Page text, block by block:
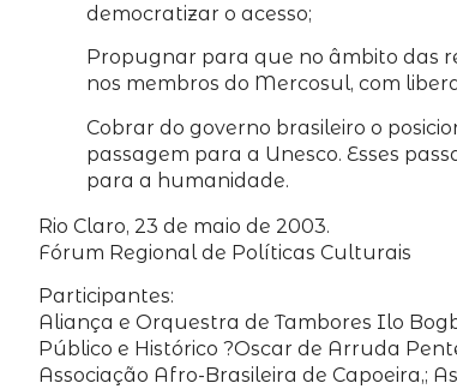
democratizar o acesso;
Propugnar para que no âmbito das
nos membros do Mercosul, com
Cobrar do governo brasileiro o
passagem para a Unesco. Esses
para a humanidade.
Rio Claro, 23 de maio de 2003.
Fórum Regional de Políticas Culturais
Participantes:
Aliança e Orquestra de Tambores Ilo
Público e Histórico ?Oscar de Arruda
Associação Afro-Brasileira de Capoeira,;